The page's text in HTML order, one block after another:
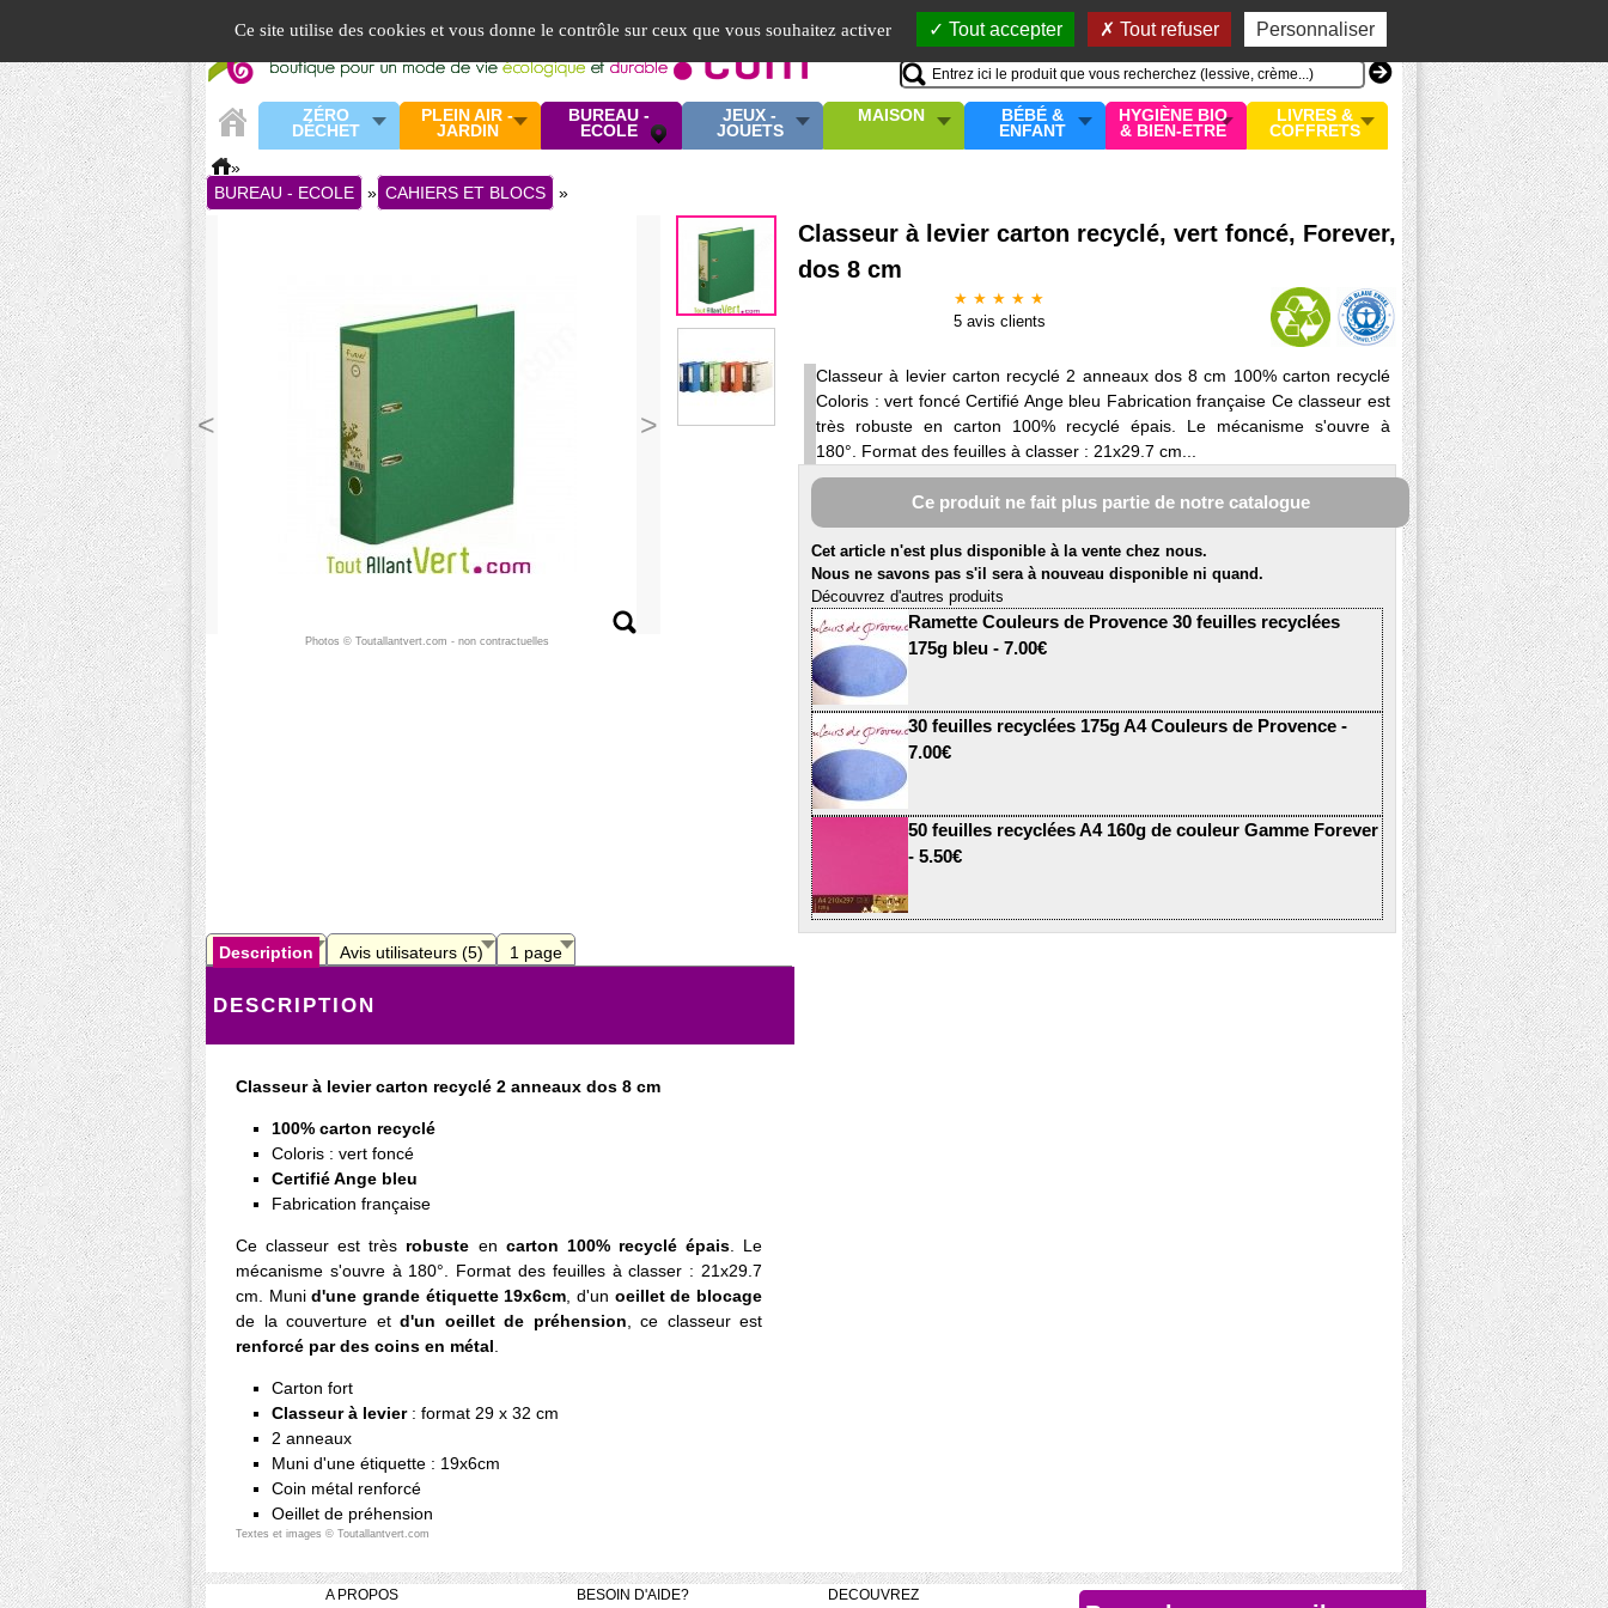
Ce site utilise des cookies et vous donne le contrôle sur ceux que vous souhaitez activer Tout accepter Tout refuser Personnaliser
Mon compte
MON PANIER
0 article
ZÉRO
DÉCHET
PLEIN AIR -
JARDIN
BUREAU -
ECOLE
JEUX -
JOUETS
MAISON
BÉBÉ &
ENFANT
HYGIÈNE BIO
& BIEN-ETRE
LIVRES &
COFFRETS
»
BUREAU - ECOLE
» CAHIERS ET BLOCS »
>
<
Photos © Toutallantvert.com - non contractuelles
Classeur à levier carton recyclé, vert foncé, Forever,
dos 8 cm
★ ★ ★ ★ ★
5 avis clients
Classeur à levier carton recyclé 2 anneaux dos 8 cm 100% carton recyclé
Coloris : vert foncé Certifié Ange bleu Fabrication française Ce classeur est
très robuste en carton 100% recyclé épais. Le mécanisme s'ouvre à
180°. Format des feuilles à classer : 21x29.7 cm...
Ce produit ne fait plus partie de notre catalogue
Cet article n'est plus disponible à la vente chez nous.
Nous ne savons pas s'il sera à nouveau disponible ni quand.
Découvrez d'autres produits
Ramette Couleurs de Provence 30 feuilles recyclées
175g bleu - 7.00€
30 feuilles recyclées 175g A4 Couleurs de Provence -
7.00€
50 feuilles recyclées A4 160g de couleur Gamme Forever
- 5.50€
Description Avis utilisateurs (5) 1 page
DESCRIPTION
Classeur à levier carton recyclé 2 anneaux dos 8 cm
100% carton recyclé
Coloris : vert foncé
Certifié Ange bleu
Fabrication française
Ce classeur est très robuste en carton 100% recyclé épais. Le
mécanisme s'ouvre à 180°. Format des feuilles à classer : 21x29.7
cm. Munid'une grande étiquette 19x6cm, d'un oeillet de blocage
de la couverture et d'un oeillet de préhension, ce classeur est
renforcé par des coins en métal.
Carton fort
Classeur à levier : format 29 x 32 cm
2 anneaux
Muni d'une étiquette : 19x6cm
Coin métal renforcé
Oeillet de préhension
Textes et images © Toutallantvert.com
A PROPOS BESOIN D'AIDE? DECOUVREZ